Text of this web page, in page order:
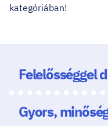
kategóriában!
Felelősséggel
Gyors,